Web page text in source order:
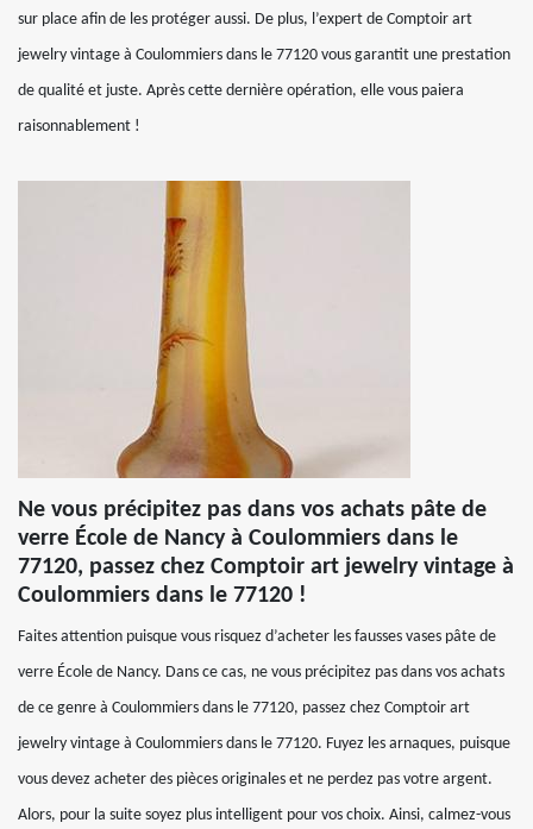
sur place afin de les protéger aussi. De plus, l’expert de Comptoir art
jewelry vintage à Coulommiers dans le 77120 vous garantit une prestation
de qualité et juste. Après cette dernière opération, elle vous paiera
raisonnablement !
Ne vous précipitez pas dans vos achats pâte de
verre École de Nancy à Coulommiers dans le
77120, passez chez Comptoir art jewelry vintage à
Coulommiers dans le 77120 !
Faites attention puisque vous risquez d’acheter les fausses vases pâte de
verre École de Nancy. Dans ce cas, ne vous précipitez pas dans vos achats
de ce genre à Coulommiers dans le 77120, passez chez Comptoir art
jewelry vintage à Coulommiers dans le 77120. Fuyez les arnaques, puisque
vous devez acheter des pièces originales et ne perdez pas votre argent.
Alors, pour la suite soyez plus intelligent pour vos choix. Ainsi, calmez-vous